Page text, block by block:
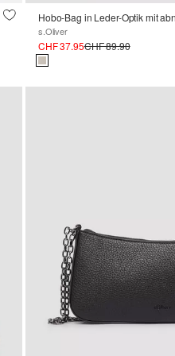
s.Oliver
CHF 37.95CHF 89.90